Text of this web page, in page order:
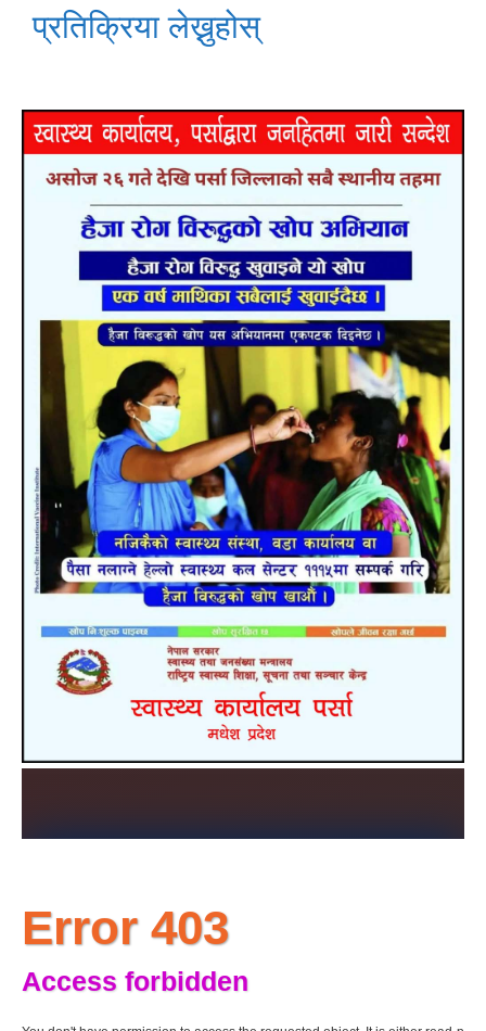
प्रतिक्रिया लेख्नुहोस्